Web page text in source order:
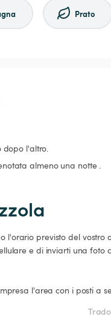
Prato
dopo l'altro.
almeno una notte .
l'orario previsto del vostro
l'area con i posti a